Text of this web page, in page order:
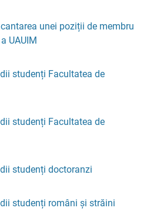
unei poziții de membru
UAUIM
studenți Facultatea de
studenți Facultatea de
studenți doctoranzi
studenți români și străini